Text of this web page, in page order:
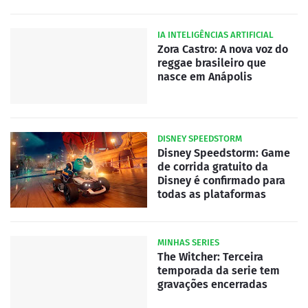
IA INTELIGÊNCIAS ARTIFICIAL
Zora Castro: A nova voz do
reggae brasileiro que
nasce em Anápolis
DISNEY SPEEDSTORM
Disney Speedstorm: Game
de corrida gratuito da
Disney é confirmado para
todas as plataformas
MINHAS SERIES
The Witcher: Terceira
temporada da serie tem
gravações encerradas